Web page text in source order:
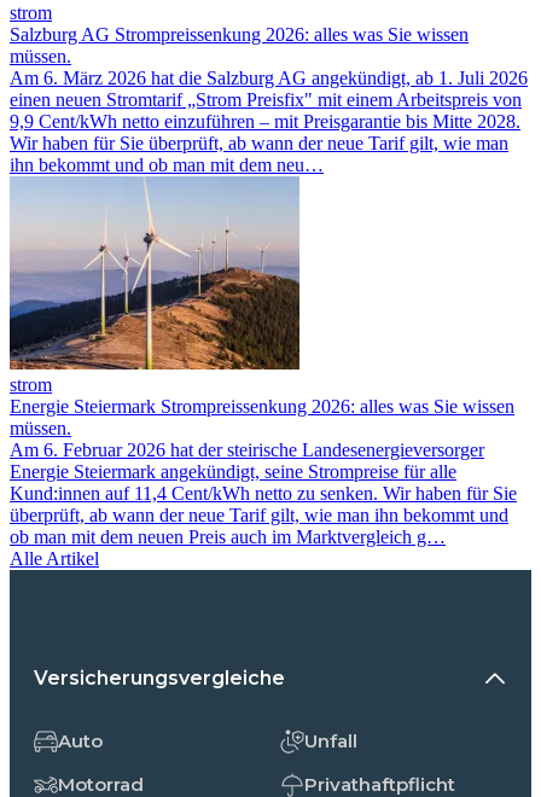
strom
Salzburg AG Strompreissenkung 2026: alles was Sie wissen
müssen.
Am 6. März 2026 hat die Salzburg AG angekündigt, ab 1. Juli 2026
einen neuen Stromtarif „Strom Preisfix" mit einem Arbeitspreis von
9,9 Cent/kWh netto einzuführen – mit Preisgarantie bis Mitte 2028.
Wir haben für Sie überprüft, ab wann der neue Tarif gilt, wie man
ihn bekommt und ob man mit dem neu…
strom
Energie Steiermark Strompreissenkung 2026: alles was Sie wissen
müssen.
Am 6. Februar 2026 hat der steirische Landesenergieversorger
Energie Steiermark angekündigt, seine Strompreise für alle
Kund:innen auf 11,4 Cent/kWh netto zu senken. Wir haben für Sie
überprüft, ab wann der neue Tarif gilt, wie man ihn bekommt und
ob man mit dem neuen Preis auch im Marktvergleich g…
Alle Artikel
Versicherungsvergleiche
Auto
Motorrad
Unfall
Privathaftpflicht